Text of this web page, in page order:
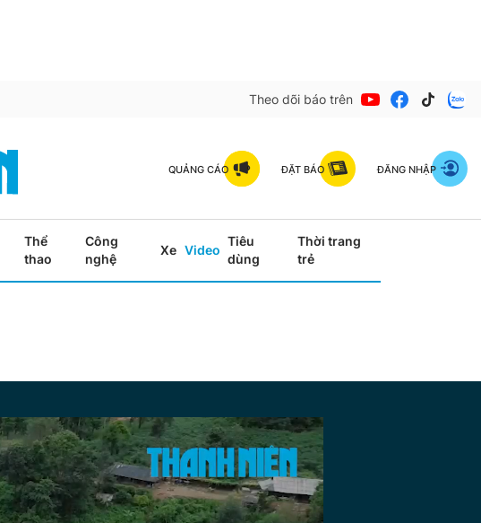
Theo dõi báo trên
QUẢNG CÁO ĐẶT BÁO ĐĂNG NHẬP
Thể
thao
Công
nghệ
Xe Video
Tiêu
dùng
Thời trang
trẻ